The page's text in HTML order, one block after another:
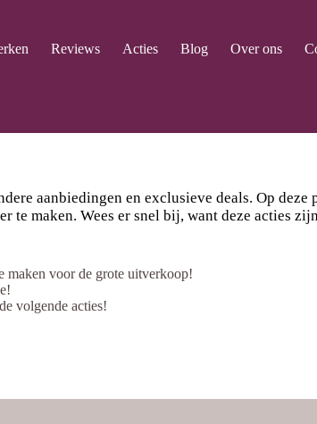
Reviews Acties Blog Over ons
aanbiedingen en exclusieve deals. Op
te maken. Wees er snel bij, want deze acties
maken voor de grote uitverkoop!
volgende acties!